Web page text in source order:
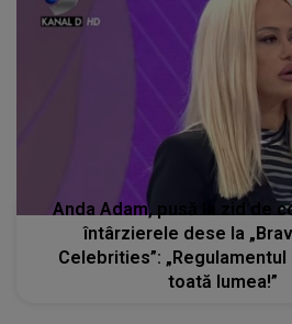
Anda Adam, pusă la zid de
întârzierele dese la
Celebrities”:
toată lumea!”